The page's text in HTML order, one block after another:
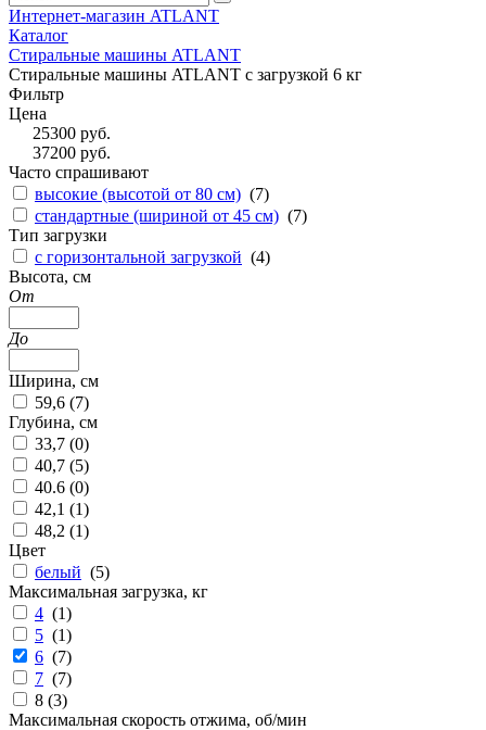
Интернет-магазин ATLANT
Каталог
Стиральные машины ATLANT
Стиральные машины ATLANT с загрузкой 6 кг
Фильтр
Цена
25300руб.
37200руб.
Часто спрашивают
высокие (высотой от 80 см) (7)
стандартные (шириной от 45 см) (7)
Тип загрузки
с горизонтальной загрузкой (4)
Высота, см
От
До
Ширина, см
59,6 (7)
Глубина, см
33,7 (0)
40,7 (5)
40.6 (0)
42,1 (1)
48,2 (1)
Цвет
белый (5)
Максимальная загрузка, кг
4 (1)
5 (1)
6 (7)
7 (7)
8 (3)
Максимальная скорость отжима, об/мин